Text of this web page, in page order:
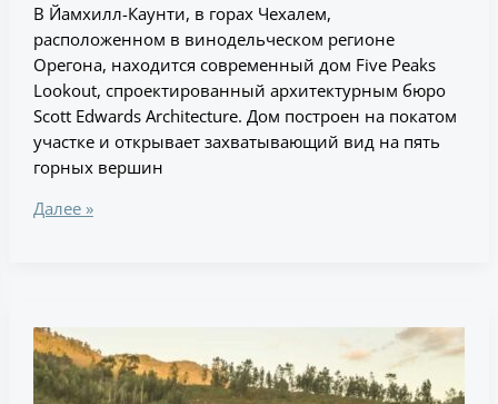
В Йамхилл-Каунти, в горах Чехалем,
расположенном в винодельческом регионе
Орегона, находится современный дом Five Peaks
Lookout, спроектированный архитектурным бюро
Scott Edwards Architecture. Дом построен на покатом
участке и открывает захватывающий вид на пять
горных вершин
Далее »
коттеджи
на
отдалённом